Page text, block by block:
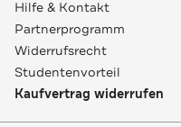
Hilfe & Kontakt
Partnerprogramm
Widerrufsrecht
Studentenvorteil
Kaufvertrag widerrufen